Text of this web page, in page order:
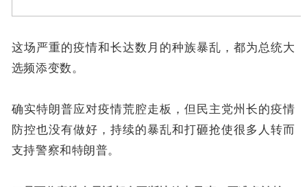
这场严重的疫情和长达数月的种族暴乱，都为总统大
选频添变数。
确实特朗普应对疫情荒腔走板，但民主党州长的疫情
防控也没有做好，持续的暴乱和打砸抢使很多人转而
支持警察和特朗普。